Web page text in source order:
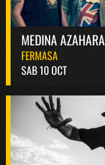
MEDINA AZAHARA
FERMASA
SAB 10 OCT